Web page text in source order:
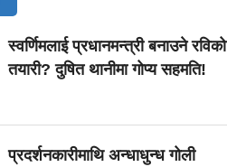
स्वर्णिमलाई प्रधानमन्त्री बनाउने रविको
तयारी? दुषित थानीमा गोप्य सहमति!
प्रदर्शनकारीमाथि अन्धाधुन्ध गोली